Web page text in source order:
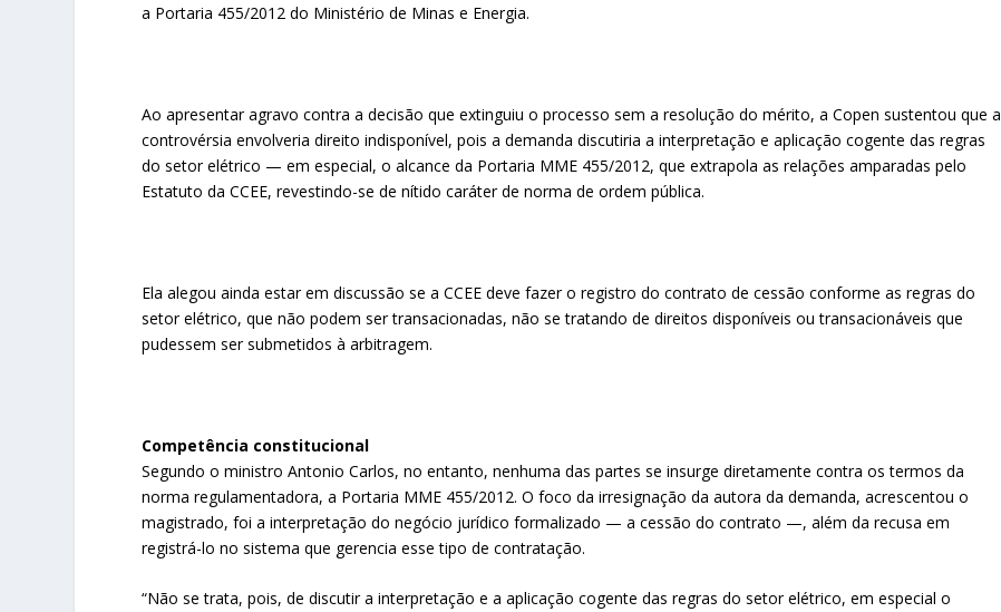
a Portaria 455/2012 do Ministério de Minas e Energia.
Ao apresentar agravo contra a decisão que extinguiu o processo sem a resolução do mérito, a Copen sustentou que a
controvérsia envolveria direito indisponível, pois a demanda discutiria a interpretação e aplicação cogente das regras
do setor elétrico — em especial, o alcance da Portaria MME 455/2012, que extrapola as relações amparadas pelo
Estatuto da CCEE, revestindo-se de nítido caráter de norma de ordem pública.
Ela alegou ainda estar em discussão se a CCEE deve fazer o registro do contrato de cessão conforme as regras do
setor elétrico, que não podem ser transacionadas, não se tratando de direitos disponíveis ou transacionáveis que
pudessem ser submetidos à arbitragem.
Competência constitucional
Segundo o ministro Antonio Carlos, no entanto, nenhuma das partes se insurge diretamente contra os termos da
norma regulamentadora, a Portaria MME 455/2012. O foco da irresignação da autora da demanda, acrescentou o
magistrado, foi a interpretação do negócio jurídico formalizado — a cessão do contrato —, além da recusa em
registrá-lo no sistema que gerencia esse tipo de contratação.
“Não se trata, pois, de discutir a interpretação e a aplicação cogente das regras do setor elétrico, em especial o